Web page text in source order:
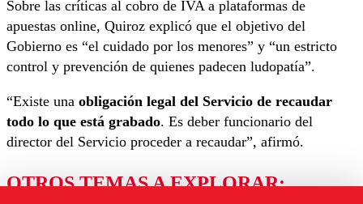
Sobre las críticas al cobro de IVA a plataformas de
apuestas online, Quiroz explicó que el objetivo del
Gobierno es “el cuidado por los menores” y “un estricto
control y prevención de quienes padecen ludopatía”.
“Existe una obligación legal del Servicio de recaudar
todo lo que está grabado. Es deber funcionario del
director del Servicio proceder a recaudar”, afirmó.
OTROS TEMAS A EXPLORAR: